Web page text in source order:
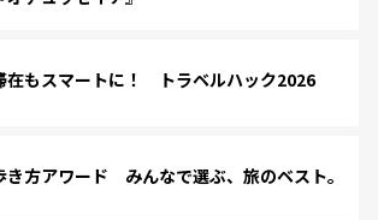
在もスマートに！ トラベルハック2026
き方アワード みんなで選ぶ、旅のベスト。